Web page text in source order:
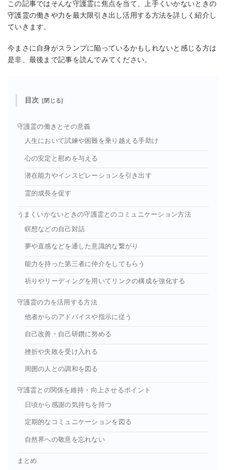
この記事ではそんな守護霊に焦点を当て、上手くいかないときの
守護霊の働きや力を最大限引き出し活用する方法を詳しく紹介し
ていきます。
今まさに自身がスランプに陥っているかもしれないと感じる方は
是非、最後まで記事を読んでみてください。
目次
守護霊の働きとその意義
人生において試練や困難を乗り越える手助け
心の安定と慰めを与える
潜在能力やインスピレーションを引き出す
霊的成長を促す
うまくいかないときの守護霊とのコミュニケーション方法
瞑想などの自己対話
夢や直感などを通した意識的な繋がり
能力を持った第三者に仲介をしてもらう
祈りやリーディングを用いてリンクの構成を強化する
守護霊の力を活用する方法
他者からのアドバイスや指示に従う
自己改善・自己研鑽に努める
挫折や失敗を受け入れる
周囲の人との調和を図る
守護霊との関係を維持・向上させるポイント
日頃から感謝の気持ちを持つ
定期的なコミュニケーションを図る
自然界への敬意を忘れない
まとめ